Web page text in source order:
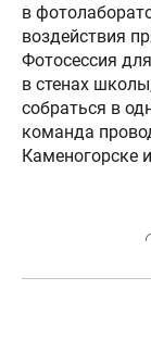
в
воздействия
Фотосессия
в стенах
собраться в
команда
Каменогорске